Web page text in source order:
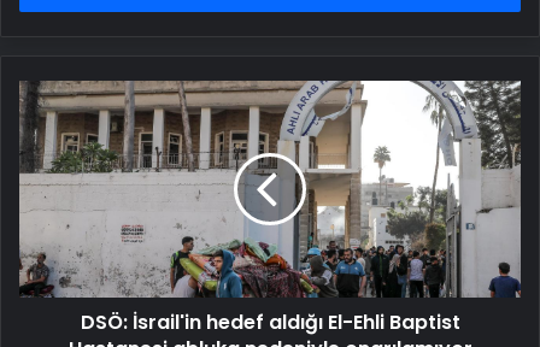
DSÖ:
İsrail'in
hedef
aldığı
Ehli
Baptist
Hastanesi
abluka
nedeniyleDSÖ: İsrail'in hedef aldığı El-Ehli Baptist